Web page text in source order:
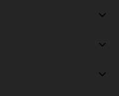


keyboard_arrow_down